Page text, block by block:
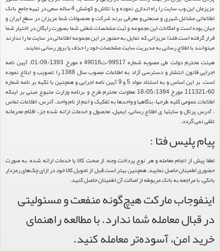
عزیزمان این وب سایت را راه اندازی نموده و با تلاش و کوشش 4 ساله سعی در تهیه جامع بانک
مشاغل شهری و صنعتی و معرفی برند شرکت و محصولات شما عزیزان در سطح ایران و
است و امکانات این مجموعه و ثبت مشخصات شغلی شما بصورت رایگان در اختیار شما
است.فلذا عزیزانی که تمایل به حضور در این مجموعه اطلاعاتی در سایت ما را ندارند
با اطلاع رسانی به مدیریت سایت مشخصات خود را حذف یا بروز رسانی نمایند.
هیئت محترم دولت طی مصوبه شماره 99517/ت49016 ه مورخ 01/09/1393، آیین نامه
اجرایی قانون انتشار و دسترسی آزاد به اطلاعات مصوب سال 1388 را تصویب و ابلاغ نموده
است. بر این اساس و به استناد مواد 5 و 9 آیین نامه اجرایی و همچنین با تکیه بر نامه شماره
111321/60 مورخ 18/05/1394 معاونت محترم طرح و برنامه وزارت متبوع مبنی بر اینکه
عمومی کلیه طرحها، بنگاهها و واحدها به تفکیک و اعم از نام واحد، آدرس، اطلاعات تماس
و سایتها ی اطلاع رسانی، ایمیل، محصول و خدمات ارائه شده جزء اقلام محرمانه
گردد.
پلیس فتا :
از انجام معامله و هر نوع پرداخت وجه، از صحت کالا یا خدمات ارائه شده، به صورت
حاصل نمایید. همچنین بهتر است قبل از تحویل کالا خود در ازای چک‌های رمزدار
مراجعه به بانک مربوطه از اصالت آن اطمینان حاصل کنید.
مارکت هیچ‌گونه منفعت و مسئولیتی
معامله شما ندارد. با مطالعه راهنمای
امن، آسوده‌تر معامله کنید.